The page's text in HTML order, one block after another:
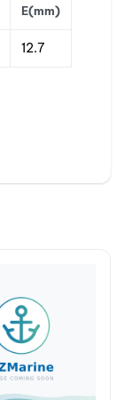
E(mm)
12.7